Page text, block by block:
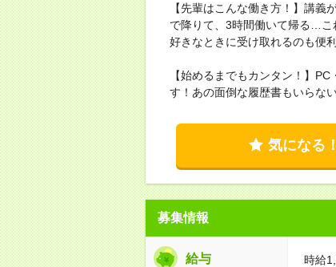
【先輩はこんな働き方！】講義
で降りて、3時間働いて帰る…こ
好きなときに受け取れるのも便
【始めるまでもカンタン！】
す！あの面倒な履歴書もいらな
気になる！
募集情報
給与 時給